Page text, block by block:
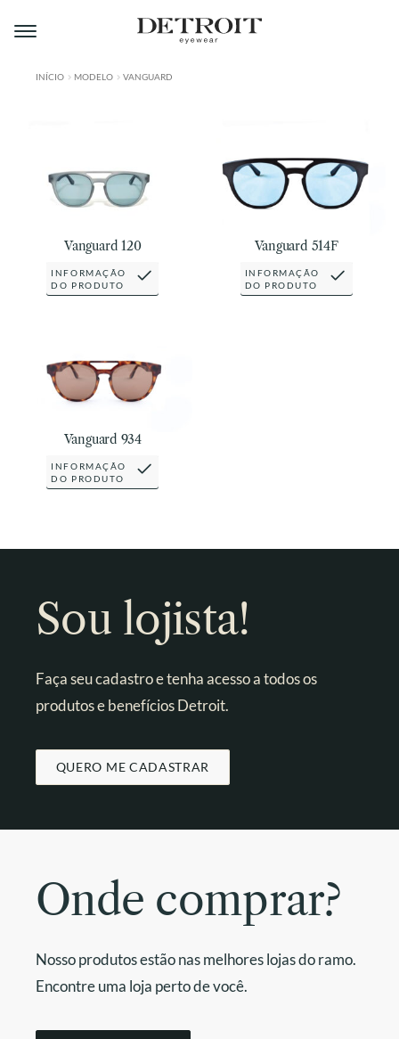
Pular
para
Pular
para
A MONTMARTRE
CONTATO
INÍCIO MODELO VANGUARD
Vanguard 120
INFORMAÇÃO
DO PRODUTO
Vanguard 514F
INFORMAÇÃO
DO PRODUTO
Vanguard 934
INFORMAÇÃO
DO PRODUTO
Sou lojista!
Faça seu cadastro e tenha acesso a todos os
produtos e benefícios Detroit.
QUERO ME CADASTRAR
Onde comprar?
Nosso produtos estão nas melhores lojas do ramo.
Encontre uma loja perto de você.